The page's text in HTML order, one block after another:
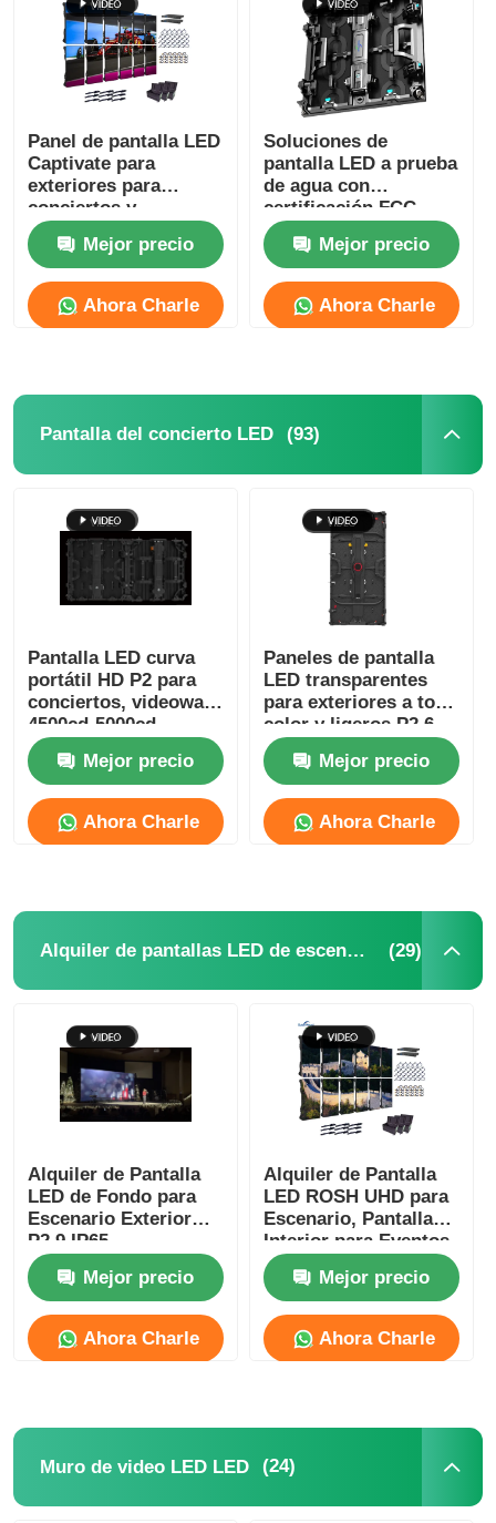
Vídeos
Espectáculo de RV
Sobre nosotros
Visita a la fábrica
Control de calidad
Noticias
Solicitar una cita
pantalla LED
Pantalla del concierto LED
Alquiler de pantallas LED de escenario
Pantalla LED transparente
Panel de pantalla LED
Captivate para
exteriores para
conciertos y
festivales 250 mm *
250 mmMejor precio
Ahora Charle
Soluciones de
pantalla LED a prueba
de agua con
certificación FCC
para eventos 500 mm
* 1000 mmMejor precio
Ahora Charle
Pantalla del concierto LED (93)
Pantalla LED curva
portátil HD P2 para
conciertos, videowall,
4500cd-5000cd
Mejor precio
Ahora Charle
Paneles de pantalla
LED transparentes
para exteriores a todo
color y ligeros P2.6
P2.9 Impermeables
personalizados
Mejor precio
Ahora Charle
Alquiler de pantallas LED de escenario (29)
Alquiler de Pantalla
LED de Fondo para
Escenario Exterior
P2.9 IP65
Impermeable para
ConciertosMejor precio
Ahora Charle
Alquiler de Pantalla
LED ROSH UHD para
Escenario, Pantalla
Interior para Eventos
Corporativos
Mejor precio
Ahora Charle
Muro de video LED LED (24)